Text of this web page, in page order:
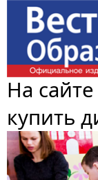
На сайте
купить